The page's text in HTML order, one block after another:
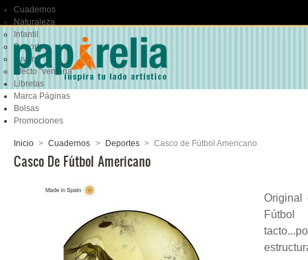
Cuadernos
Naturaleza
Infantil
Deportes
Juvenil
Efecto "ventana"
Libretas
Marca Páginas
Bolsas
Promociones
Inicio > Cuadernos > Deportes > Casco de Fútbol Americano
Casco De Fútbol Americano
Original